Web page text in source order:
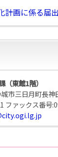
計画に係る届
東館1階）
市三日月町長神
ファックス番号: